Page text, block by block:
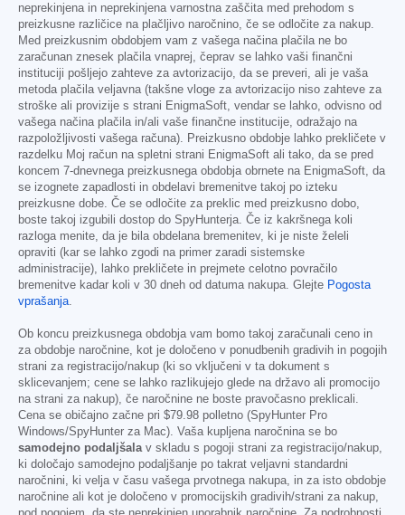
neprekinjena in neprekinjena varnostna zaščita med prehodom s
preizkusne različice na plačljivo naročnino, če se odločite za nakup.
Med preizkusnim obdobjem vam z vašega načina plačila ne bo
zaračunan znesek plačila vnaprej, čeprav se lahko vaši finančni
instituciji pošljejo zahteve za avtorizacijo, da se preveri, ali je vaša
metoda plačila veljavna (takšne vloge za avtorizacijo niso zahteve za
stroške ali provizije s strani EnigmaSoft, vendar se lahko, odvisno od
vašega načina plačila in/ali vaše finančne institucije, odražajo na
razpoložljivosti vašega računa). Preizkusno obdobje lahko prekličete v
razdelku Moj račun na spletni strani EnigmaSoft ali tako, da se pred
koncem 7-dnevnega preizkusnega obdobja obrnete na EnigmaSoft, da
se izognete zapadlosti in obdelavi bremenitve takoj po izteku
preizkusne dobe. Če se odločite za preklic med preizkusno dobo,
boste takoj izgubili dostop do SpyHunterja. Če iz kakršnega koli
razloga menite, da je bila obdelana bremenitev, ki je niste želeli
opraviti (kar se lahko zgodi na primer zaradi sistemske
administracije), lahko prekličete in prejmete celotno povračilo
bremenitve kadar koli v 30 dneh od datuma nakupa. Glejte Pogosta
vprašanja.
Ob koncu preizkusnega obdobja vam bomo takoj zaračunali ceno in
za obdobje naročnine, kot je določeno v ponudbenih gradivih in pogojih
strani za registracijo/nakup (ki so vključeni v ta dokument s
sklicevanjem; cene se lahko razlikujejo glede na državo ali promocijo
na strani za nakup), če naročnine ne boste pravočasno preklicali.
Cena se običajno začne pri $79.98 polletno (SpyHunter Pro
Windows/SpyHunter za Mac). Vaša kupljena naročnina se bo
samodejno podaljšalav skladu s pogoji strani za registracijo/nakup,
ki določajo samodejno podaljšanje po takrat veljavni standardni
naročnini, ki velja v času vašega prvotnega nakupa, in za isto obdobje
naročnine ali kot je določeno v promocijskih gradivih/strani za nakup,